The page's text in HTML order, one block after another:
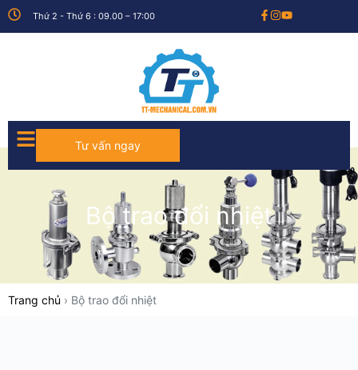
Thứ 2 - Thứ 6 : 09.00 – 17:00
Tư vấn ngay
Bộ trao đổi nhiệt
Trang chủ › Bộ trao đổi nhiệt